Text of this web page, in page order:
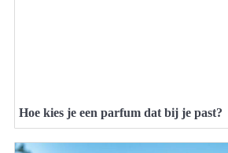
Hoe kies je een parfum dat bij je past?